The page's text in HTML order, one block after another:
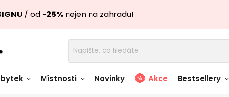
/ od -25% nejen na zahradu!
Místnosti Novinky Akce Bestsellery